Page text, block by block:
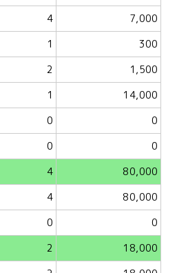
4
7,000
1
300
2
1,500
1
14,000
0
0
0
0
4
80,000
4
80,000
0
0
2
18,000